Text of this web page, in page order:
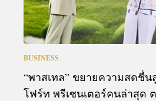
BUSINESS
“พาสเทล” ขยายความสดชื่
โฟร์ท พรีเซนเตอร์คนล่าสุด